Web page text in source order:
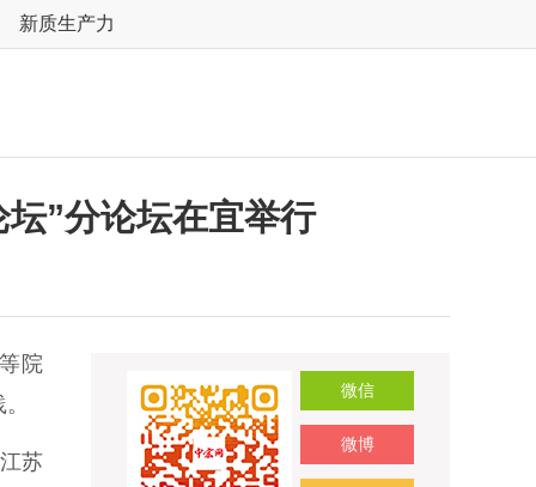
新质生产力
”分论坛在宜举行
院
苏
微信
微博